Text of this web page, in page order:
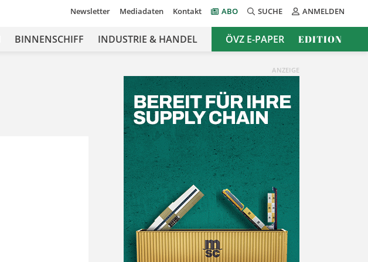
Newsletter Mediadaten Kontakt ABO SUCHE ANMELDEN
BINNENSCHIFF INDUSTRIE & HANDEL ÖVZ E-PAPER EDITION
ANZEIGE